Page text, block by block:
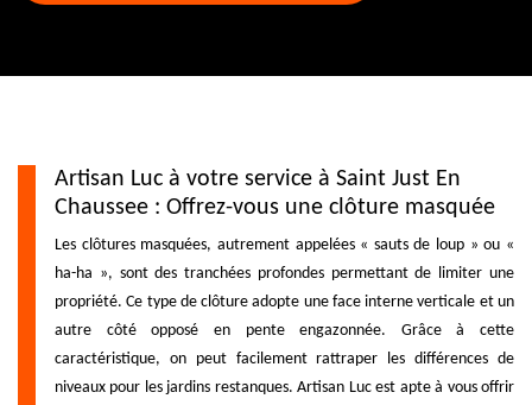
Artisan Luc à votre service à Saint Just En
Chaussee : Offrez-vous une clôture masquée
Les clôtures masquées, autrement appelées « sauts de loup » ou «
ha-ha », sont des tranchées profondes permettant de limiter une
propriété. Ce type de clôture adopte une face interne verticale et un
autre côté opposé en pente engazonnée. Grâce à cette
caractéristique, on peut facilement rattraper les différences de
niveaux pour les jardins restanques. Artisan Luc est apte à vous offrir